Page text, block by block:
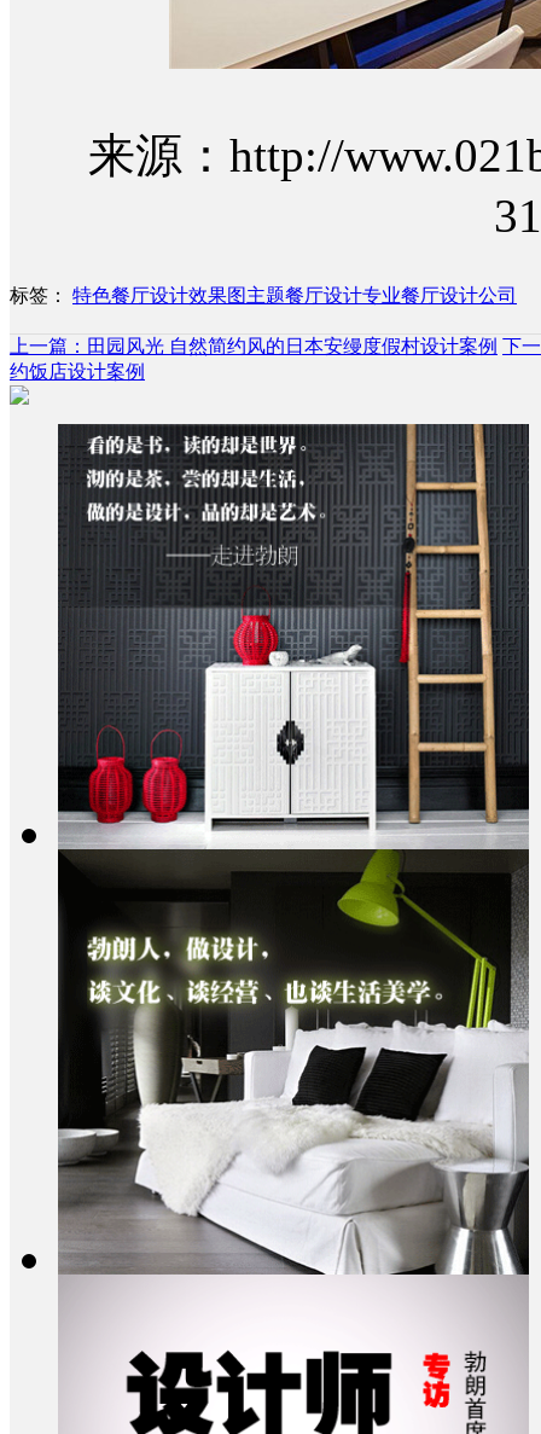
来源：http://
标签： 特色餐厅设计效果图 主题餐厅设计专业餐厅设计公司
上一篇：田园风光 自然简约风的日本安缦度假村设计案例 下
约饭店设计案例